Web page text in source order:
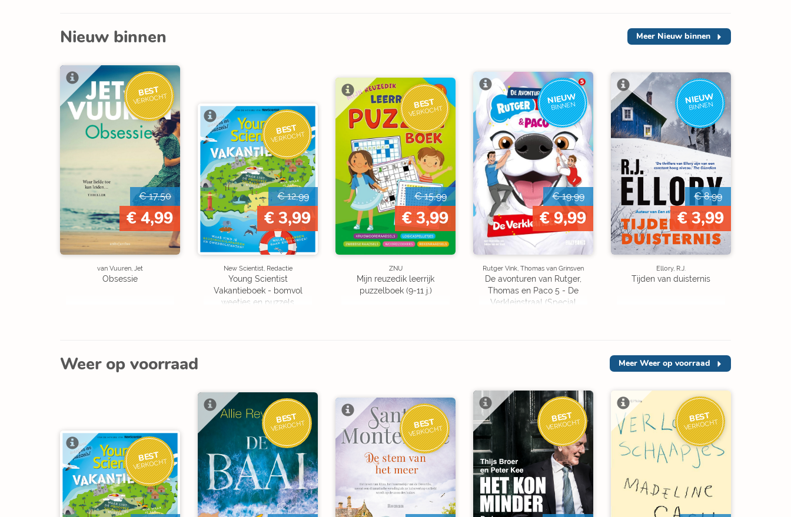
Nieuw binnen Meer Nieuw binnen
BEST
VERKOCHT
€ 17,50
€ 4,99
van Vuuren, Jet
Obsessie
BEST
VERKOCHT
€ 12,99
€ 3,99
New Scientist, Redactie
Young Scientist
Vakantieboek - bomvol
weetjes en puzzels
BEST
VERKOCHT
€ 15,99
€ 3,99
ZNU
Mijn reuzedik leerrijk
puzzelboek (9-11 j.)
NIEUW
BINNEN
€ 19,99
€ 9,99
Rutger Vink, Thomas van Grinsven
De avonturen van Rutger,
Thomas en Paco 5 - De
Verkleinstraal (Special
NIEUW
BINNEN
€ 8,99
€ 3,99
Ellory, R.J.
Tijden van duisternis
Weer op voorraad Meer Weer op voorraad
BEST
VERKOCHT
BEST
VERKOCHT BEST
VERKOCHT
BEST
VERKOCHT
BEST
VERKOCHT